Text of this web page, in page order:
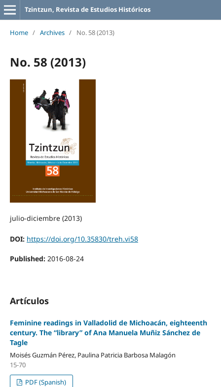
Tzintzun, Revista de Estudios Históricos
Home / Archives / No. 58 (2013)
No. 58 (2013)
julio-diciembre (2013)
DOI: https://doi.org/10.35830/treh.vi58
Published: 2016-08-24
Artículos
Feminine readings in Valladolid de Michoacán, eighteenth
century. The “library” of Ana Manuela Muñiz Sánchez de
Tagle
Moisés Guzmán Pérez, Paulina Patricia Barbosa Malagón
15-70
PDF (Spanish)